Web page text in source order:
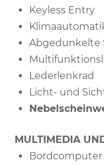
Keyless Entry
Abgedunkelte
Lederlenkrad
Licht- und
MULTIMEDIA
Bordcomputer